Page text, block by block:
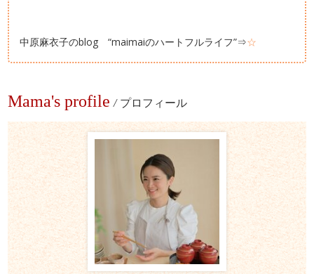
中原麻衣子のblog “maimaiのハートフルライフ”⇒☆
Mama's profile / プロフィール